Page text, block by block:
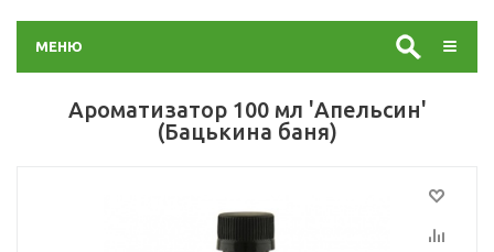
МЕНЮ
Ароматизатор 100 мл 'Апельсин'
(Бацькина баня)